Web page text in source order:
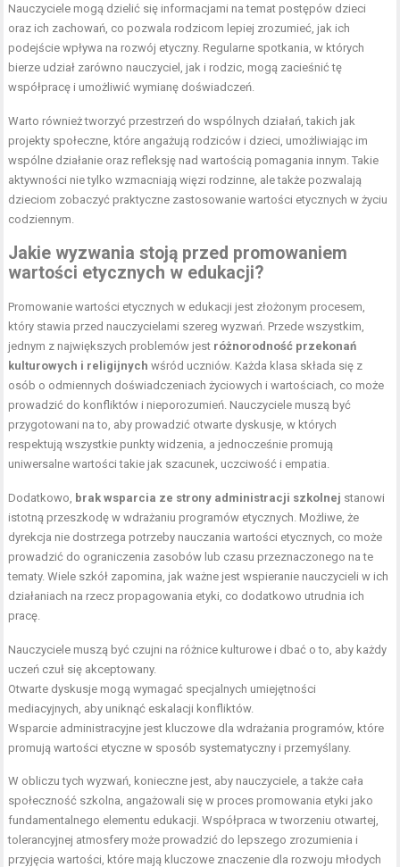
Nauczyciele mogą dzielić się informacjami na temat postępów dzieci
oraz ich zachowań, co pozwala rodzicom lepiej zrozumieć, jak ich
podejście wpływa na rozwój etyczny. Regularne spotkania, w których
bierze udział zarówno nauczyciel, jak i rodzic, mogą zacieśnić tę
współpracę i umożliwić wymianę doświadczeń.
Warto również tworzyć przestrzeń do wspólnych działań, takich jak
projekty społeczne, które angażują rodziców i dzieci, umożliwiając im
wspólne działanie oraz refleksję nad wartością pomagania innym. Takie
aktywności nie tylko wzmacniają więzi rodzinne, ale także pozwalają
dzieciom zobaczyć praktyczne zastosowanie wartości etycznych w życiu
codziennym.
Jakie wyzwania stoją przed promowaniem
wartości etycznych w edukacji?
Promowanie wartości etycznych w edukacji jest złożonym procesem,
który stawia przed nauczycielami szereg wyzwań. Przede wszystkim,
jednym z największych problemów jest różnorodność przekonań
kulturowych i religijnych wśród uczniów. Każda klasa składa się z
osób o odmiennych doświadczeniach życiowych i wartościach, co może
prowadzić do konfliktów i nieporozumień. Nauczyciele muszą być
przygotowani na to, aby prowadzić otwarte dyskusje, w których
respektują wszystkie punkty widzenia, a jednocześnie promują
uniwersalne wartości takie jak szacunek, uczciwość i empatia.
Dodatkowo, brak wsparcia ze strony administracji szkolnej stanowi
istotną przeszkodę w wdrażaniu programów etycznych. Możliwe, że
dyrekcja nie dostrzega potrzeby nauczania wartości etycznych, co może
prowadzić do ograniczenia zasobów lub czasu przeznaczonego na te
tematy. Wiele szkół zapomina, jak ważne jest wspieranie nauczycieli w ich
działaniach na rzecz propagowania etyki, co dodatkowo utrudnia ich
pracę.
Nauczyciele muszą być czujni na różnice kulturowe i dbać o to, aby każdy
uczeń czuł się akceptowany.
Otwarte dyskusje mogą wymagać specjalnych umiejętności
mediacyjnych, aby uniknąć eskalacji konfliktów.
Wsparcie administracyjne jest kluczowe dla wdrażania programów, które
promują wartości etyczne w sposób systematyczny i przemyślany.
W obliczu tych wyzwań, konieczne jest, aby nauczyciele, a także cała
społeczność szkolna, angażowali się w proces promowania etyki jako
fundamentalnego elementu edukacji. Współpraca w tworzeniu otwartej,
tolerancyjnej atmosfery może prowadzić do lepszego zrozumienia i
przyjęcia wartości, które mają kluczowe znaczenie dla rozwoju młodych